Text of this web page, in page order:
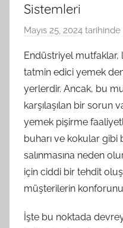
Sistemleri
Mayıs 25, 2024
Endüstriyel mutfaklar,
tatmin edici yemek
yerlerdir. Ancak, bu
karşılaşılan bir sorun
yemek pişirme
buharı ve kokular gibi
salınmasına neden
için ciddi bir tehdit
müşterilerin
İşte bu noktada